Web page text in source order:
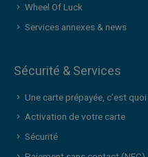
Wheel Of Luck
Services annexes & news
Sécurité & Services
Une carte prépayée, c’est quoi
Activation de votre carte
Sécurité